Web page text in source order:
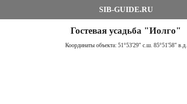
SIB-GUIDE.RU
Гостевая усадьба "Иолго"
Координаты объекта: 51°53'29" с.ш. 85°51'58" в.д.